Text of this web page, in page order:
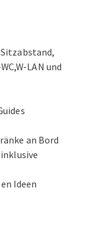
Sitzabstand,
LAN und
an Bord
Ideen